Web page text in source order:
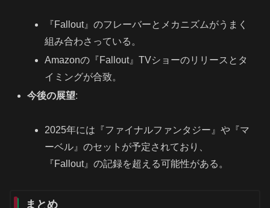
『Fallout』のフレーバーとメカニズムがうまく
組み合わさっている。
Amazonの『Fallout』TVショーのリリースとタ
イミングが合致。
今後の展望:
2025年には『ファイナルファンタジー』や『マ
ーベル』のセットが予定されており、
『Fallout』の記録を超える可能性がある。
まとめ